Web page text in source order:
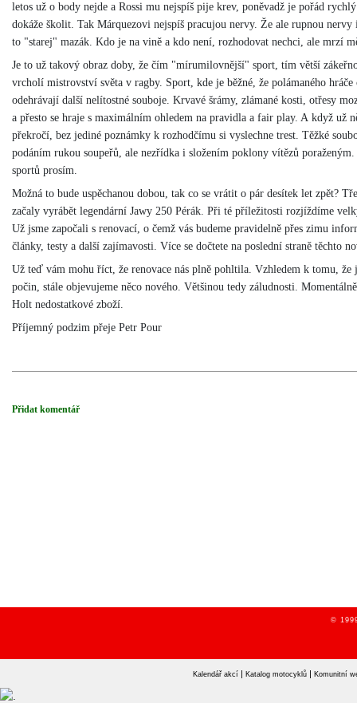
letos už o body nejde a Rossi mu nejspíš pije krev, poněvadž je pořád
dokáže školit. Tak Márquezovi nejspíš pracujou nervy. Že ale rupnou
to "starej" mazák. Kdo je na vině a kdo není, rozhodovat nechci, ale mrzí
Je to už takový obraz doby, že čím "mírumilovnější" sport, tím větší
vrcholí mistrovství světa v ragby. Sport, kde je běžné, že polámaného hráče
odehrávají další nelítostné souboje. Krvavé šrámy, zlámané kosti, otřesy
a přesto se hraje s maximálním ohledem na pravidla a fair play. A když už
překročí, bez jediné poznámky k rozhodčímu si vyslechne trest. Těžké
podáním rukou soupeřů, ale nezřídka i složením poklony vítězů
sportů prosím.
Možná to bude uspěchanou dobou, tak co se vrátit o pár desítek let zpět?
začaly vyrábět legendární Jawy 250 Pérák. Při té příležitosti rozjíždíme
Už jsme započali s renovací, o čemž vás budeme pravidelně přes zimu
články, testy a další zajímavosti. Více se dočtete na poslední straně těchto
Už teď vám mohu říct, že renovace nás plně pohltila. Vzhledem k tomu, že
počin, stále objevujeme něco nového. Většinou tedy záludnosti.
Holt nedostatkové zboží.
Příjemný podzim přeje Petr Pour
Přidat komentář
©
Kalendář akcí |Katalog motocyklů |Komunitní